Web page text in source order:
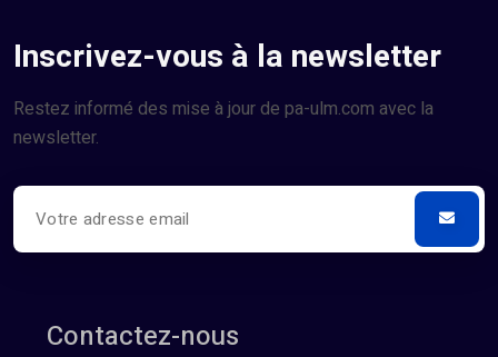
Inscrivez-vous à la newsletter
Restez informé des mise à jour de pa-ulm.com avec la
newsletter.
Contactez-nous